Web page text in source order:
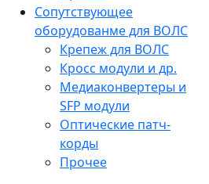
Сопутствующее
оборудованме для ВОЛС
Крепеж для ВОЛС
Кросс модули и др.
Медиаконвертеры и
SFP модули
Оптические патч-
корды
Прочее